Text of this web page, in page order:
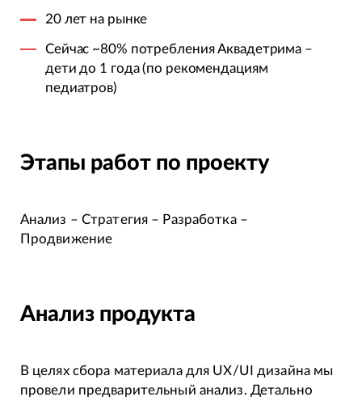
20 лет на рынке
Сейчас ~80% потребления Аквадетрима –
дети до 1 года (по рекомендациям
педиатров)
Этапы работ по проекту
Анализ – Стратегия – Разработка –
Продвижение
Анализ продукта
В целях сбора материала для UX/UI дизайна мы
провели предварительный анализ. Детально